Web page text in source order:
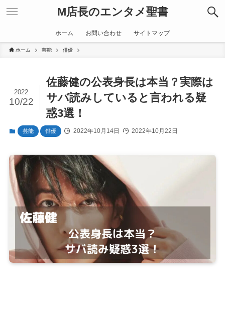
M店長のエンタメ聖書
ホーム お問い合わせ サイトマップ
ホーム 芸能 俳優
佐藤健の公表身長は本当？実際は
サバ読みしていると言われる疑
惑3選！
2022
10/22
芸能 俳優 2022年10月14日 2022年10月22日